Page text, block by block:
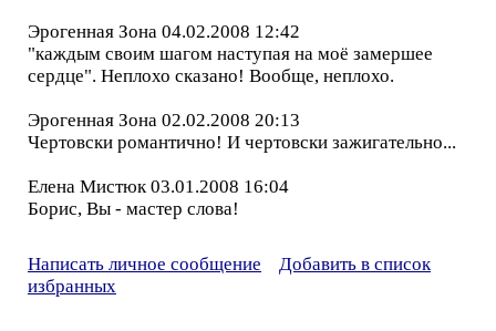
Эрогенная Зона 04.02.2008 12:42
"каждым своим шагом наступая на моё замершее
сердце". Неплохо сказано! Вообще, неплохо.
Эрогенная Зона 02.02.2008 20:13
Чертовски романтично! И чертовски зажигательно...
Елена Мистюк 03.01.2008 16:04
Борис, Вы - мастер слова!
Написать личное сообщение
Добавить в список
избранных